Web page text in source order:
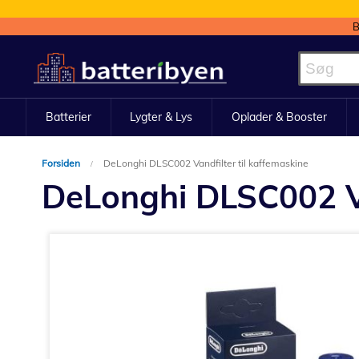
to
Content
Batterier Lygter & Lys Oplader & Booster
Forsiden DeLonghi DLSC002 Vandfilter til kaffemaskine
DeLonghi